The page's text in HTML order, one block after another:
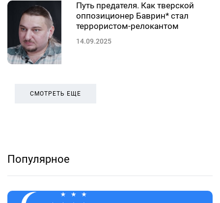
Путь предателя. Как тверской
оппозиционер Баврин* стал
террористом-релокантом
14.09.2025
СМОТРЕТЬ ЕЩЕ
Популярное